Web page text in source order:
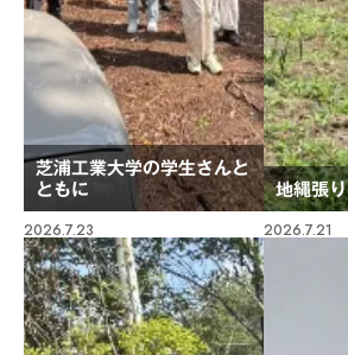
芝浦工業大学の学生さんと
ともに 地縄張り
2026.7.23 2026.7.21